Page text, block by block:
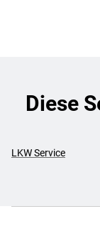
Diese
LKW Service